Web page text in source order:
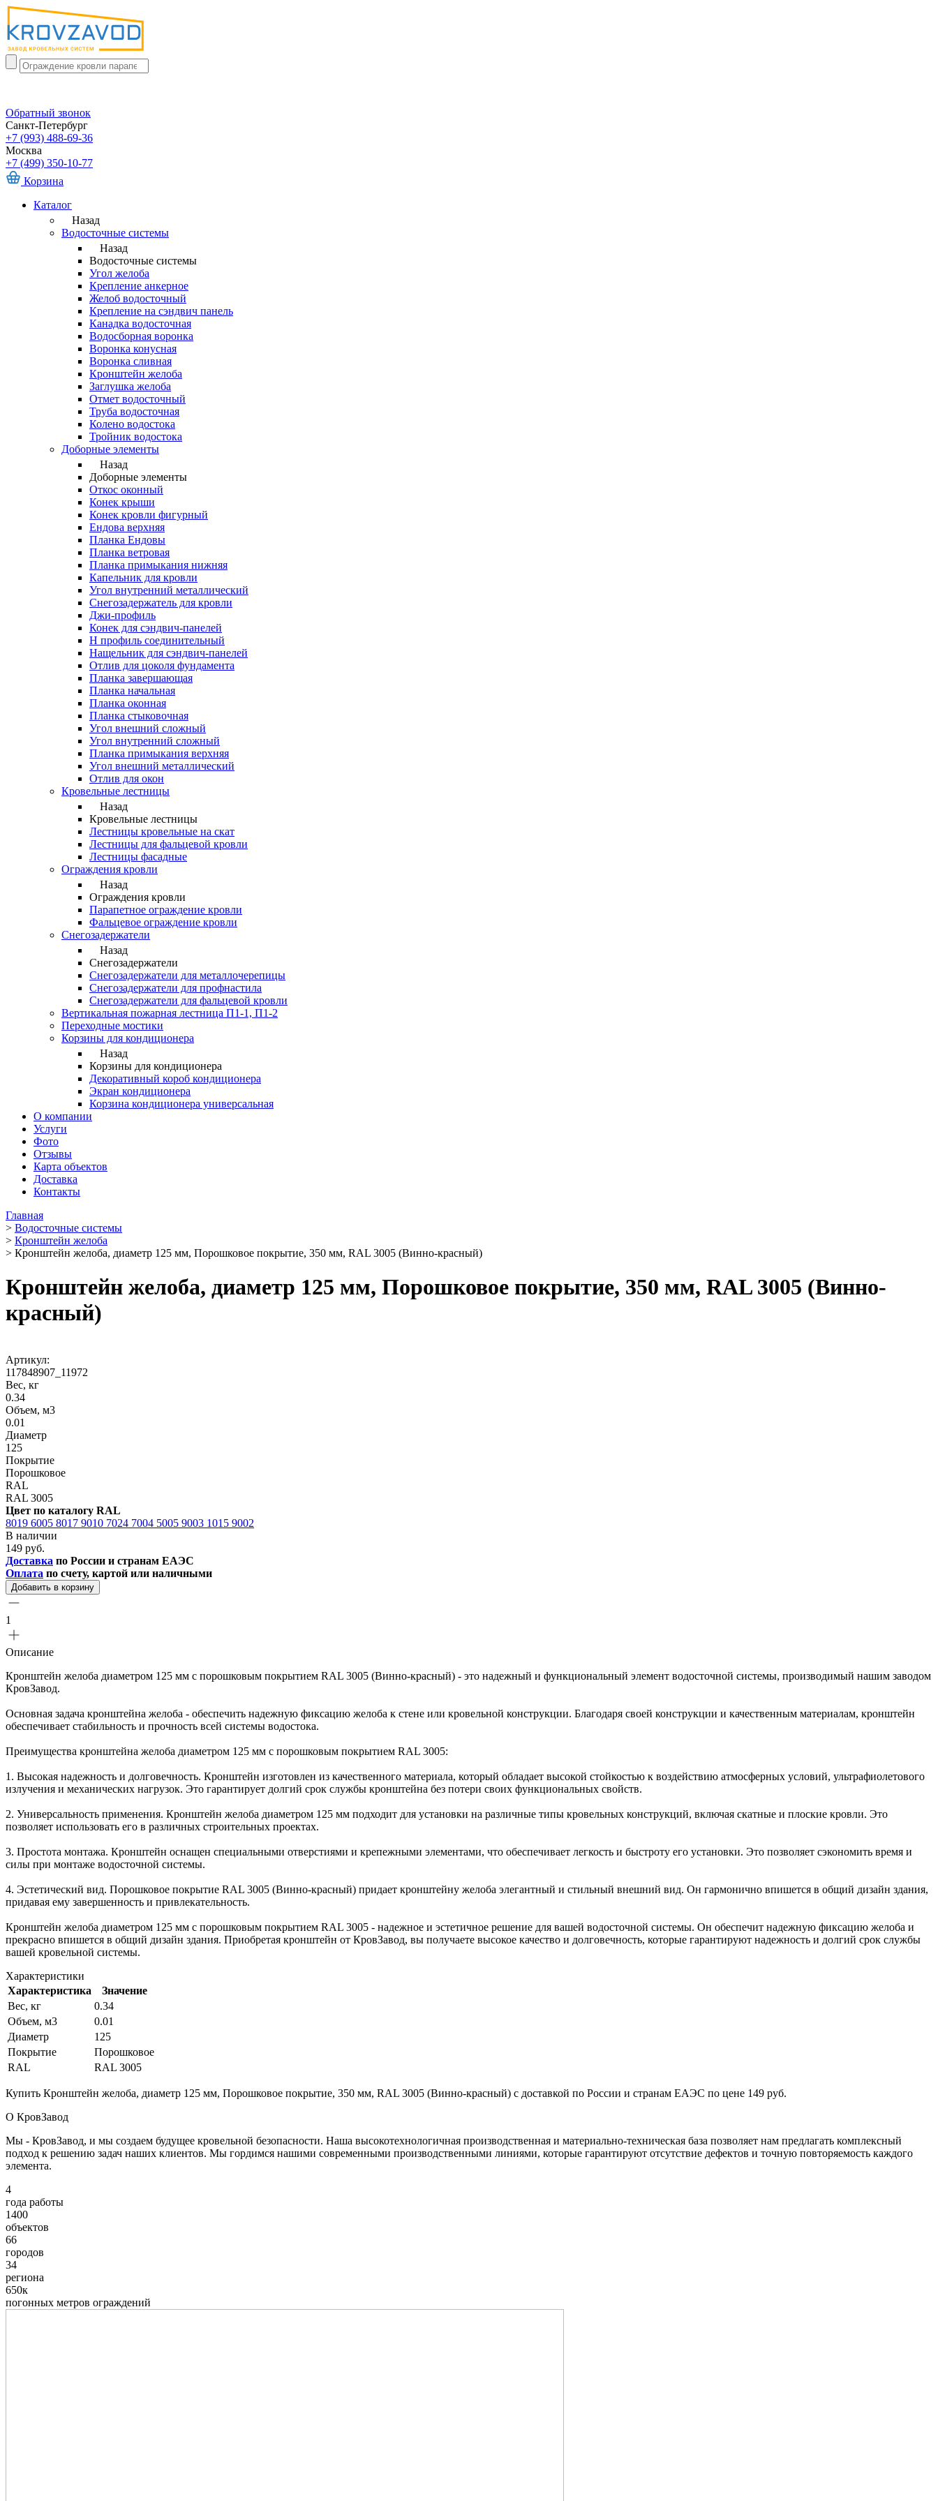
Обратный звонок
Санкт-Петербург
+7 (993) 488-69-36
Москва
+7 (499) 350-10-77
Корзина
Каталог
Назад
Водосточные системы
Назад
Водосточные системы
Угол желоба
Крепление анкерное
Желоб водосточный
Крепление на сэндвич панель
Канадка водосточная
Водосборная воронка
Воронка конусная
Воронка сливная
Кронштейн желоба
Заглушка желоба
Отмет водосточный
Труба водосточная
Колено водостока
Тройник водостока
Доборные элементы
Назад
Доборные элементы
Откос оконный
Конек крыши
Конек кровли фигурный
Ендова верхняя
Планка Ендовы
Планка ветровая
Планка примыкания нижняя
Капельник для кровли
Угол внутренний металлический
Снегозадержатель для кровли
Джи-профиль
Конек для сэндвич-панелей
Н профиль соединительный
Нащельник для сэндвич-панелей
Отлив для цоколя фундамента
Планка завершающая
Планка начальная
Планка оконная
Планка стыковочная
Угол внешний сложный
Угол внутренний сложный
Планка примыкания верхняя
Угол внешний металлический
Отлив для окон
Кровельные лестницы
Назад
Кровельные лестницы
Лестницы кровельные на скат
Лестницы для фальцевой кровли
Лестницы фасадные
Ограждения кровли
Назад
Ограждения кровли
Парапетное ограждение кровли
Фальцевое ограждение кровли
Снегозадержатели
Назад
Снегозадержатели
Снегозадержатели для металлочерепицы
Снегозадержатели для профнастила
Снегозадержатели для фальцевой кровли
Вертикальная пожарная лестница П1-1, П1-2
Переходные мостики
Корзины для кондиционера
Назад
Корзины для кондиционера
Декоративный короб кондиционера
Экран кондиционера
Корзина кондиционера универсальная
О компании
Услуги
Фото
Отзывы
Карта объектов
Доставка
Контакты
Главная
> Водосточные системы
> Кронштейн желоба
> Кронштейн желоба, диаметр 125 мм, Порошковое покрытие, 350 мм, RAL 3005 (Винно-красный)
Кронштейн желоба, диаметр 125 мм, Порошковое покрытие, 350 мм, RAL 3005 (Винно-
красный)
Артикул:
117848907_11972
Вес, кг
0.34
Объем, м3
0.01
Диаметр
125
Покрытие
Порошковое
RAL
RAL 3005
Цвет по каталогу RAL
8019 6005 8017 9010 7024 7004 5005 9003 1015 9002
В наличии
149 руб.
Доставка по России и странам ЕАЭС
Оплата по счету, картой или наличными
Добавить в корзину
1
Описание
Кронштейн желоба диаметром 125 мм с порошковым покрытием RAL 3005 (Винно-красный) - это надежный и функциональный элемент водосточной системы, производимый нашим заводом
КровЗавод.
Основная задача кронштейна желоба - обеспечить надежную фиксацию желоба к стене или кровельной конструкции. Благодаря своей конструкции и качественным материалам, кронштейн
обеспечивает стабильность и прочность всей системы водостока.
Преимущества кронштейна желоба диаметром 125 мм с порошковым покрытием RAL 3005:
1. Высокая надежность и долговечность. Кронштейн изготовлен из качественного материала, который обладает высокой стойкостью к воздействию атмосферных условий, ультрафиолетового
излучения и механических нагрузок. Это гарантирует долгий срок службы кронштейна без потери своих функциональных свойств.
2. Универсальность применения. Кронштейн желоба диаметром 125 мм подходит для установки на различные типы кровельных конструкций, включая скатные и плоские кровли. Это
позволяет использовать его в различных строительных проектах.
3. Простота монтажа. Кронштейн оснащен специальными отверстиями и крепежными элементами, что обеспечивает легкость и быстроту его установки. Это позволяет сэкономить время и
силы при монтаже водосточной системы.
4. Эстетический вид. Порошковое покрытие RAL 3005 (Винно-красный) придает кронштейну желоба элегантный и стильный внешний вид. Он гармонично впишется в общий дизайн здания,
придавая ему завершенность и привлекательность.
Кронштейн желоба диаметром 125 мм с порошковым покрытием RAL 3005 - надежное и эстетичное решение для вашей водосточной системы. Он обеспечит надежную фиксацию желоба и
прекрасно впишется в общий дизайн здания. Приобретая кронштейн от КровЗавод, вы получаете высокое качество и долговечность, которые гарантируют надежность и долгий срок службы
вашей кровельной системы.
Характеристики
Характеристика
Значение
Вес, кг
0.34
Объем, м3
0.01
Диаметр
125
Покрытие
Порошковое
RAL
RAL 3005
Купить Кронштейн желоба, диаметр 125 мм, Порошковое покрытие, 350 мм, RAL 3005 (Винно-красный) с доставкой по России и странам ЕАЭС по цене 149 руб.
О КровЗавод
Мы - КровЗавод, и мы создаем будущее кровельной безопасности. Наша высокотехнологичная производственная и материально-техническая база позволяет нам предлагать комплексный
подход к решению задач наших клиентов. Мы гордимся нашими современными производственными линиями, которые гарантируют отсутствие дефектов и точную повторяемость каждого
элемента.
4
года работы
1400
объектов
66
городов
34
региона
650к
погонных метров ограждений